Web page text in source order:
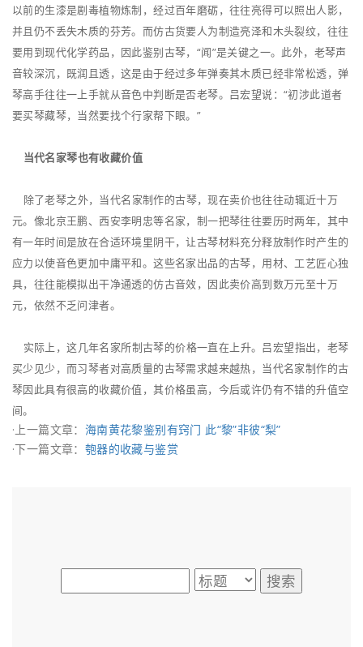
以前的生漆是剧毒植物炼制，经过百年磨砺，往往亮得可以照出人影，
并且仍不丢失木质的芬芳。而仿古货要人为制造亮泽和木头裂纹，往往
要用到现代化学药品，因此鉴别古琴，“闻”是关键之一。此外，老琴声
音较深沉，既润且透，这是由于经过多年弹奏其木质已经非常松透，弹
琴高手往往一上手就从音色中判断是否老琴。吕宏望说：“初涉此道者
要买琴藏琴，当然要找个行家帮下眼。”
当代名家琴也有收藏价值
除了老琴之外，当代名家制作的古琴，现在卖价也往往动辄近十万
元。像北京王鹏、西安李明忠等名家，制一把琴往往要历时两年，其中
有一年时间是放在合适环境里阴干，让古琴材料充分释放制作时产生的
应力以使音色更加中庸平和。这些名家出品的古琴，用材、工艺匠心独
具，往往能模拟出干净通透的仿古音效，因此卖价高到数万元至十万
元，依然不乏问津者。
实际上，这几年名家所制古琴的价格一直在上升。吕宏望指出，老琴
买少见少，而习琴者对高质量的古琴需求越来越热，当代名家制作的古
琴因此具有很高的收藏价值，其价格虽高，今后或许仍有不错的升值空
间。
·上一篇文章： 海南黄花黎鉴别有窍门 此“黎”非彼“梨”
·下一篇文章： 匏器的收藏与鉴赏